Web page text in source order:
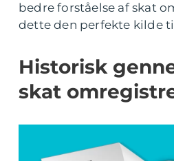
bedre forståelse af skat
dette den perfekte kilde
Historisk
skat